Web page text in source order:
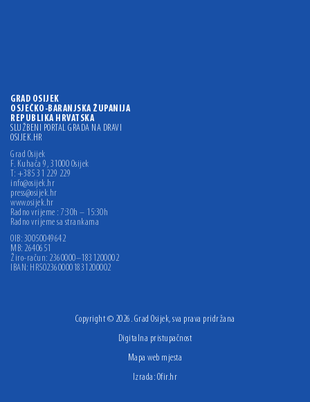
GRAD OSIJEK
OSJEČKO-BARANJSKA ŽUPANIJA
REPUBLIKA HRVATSKA
SLUŽBENI PORTAL GRADA NA DRAVI
OSIJEK.HR
Grad Osijek
F. Kuhača 9, 31000 Osijek
T: +385 31 229 229
info@osijek.hr
press@osijek.hr
www.osijek.hr
Radno vrijeme : 7:30h – 15:30h
Radno vrijeme sa strankama
OIB: 30050049642
MB: 2640651
Žiro-račun: 2360000–1831200002
IBAN: HR5023600001831200002
Copyright © 2026. Grad Osijek, sva prava pridržana
Digitalna pristupačnost
Mapa web mjesta
Izrada: Ofir.hr